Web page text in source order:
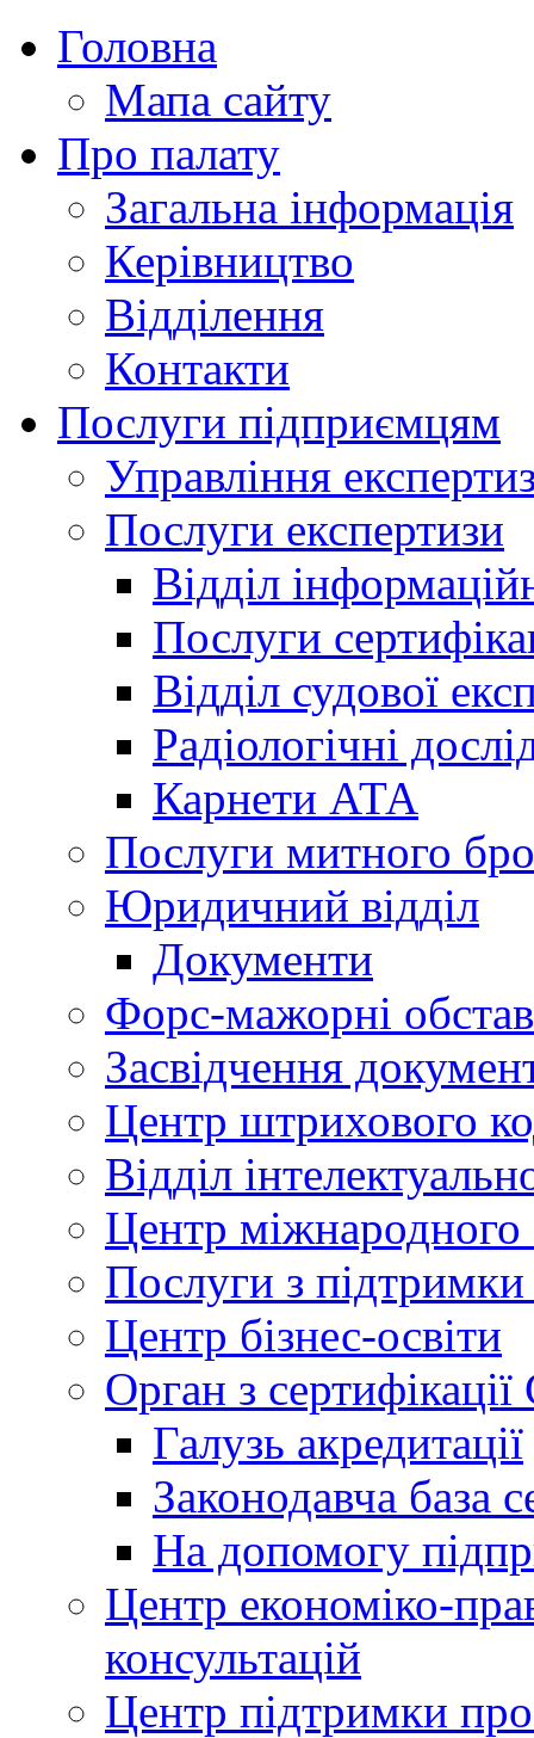
Головна
Мапа сайту
Про палату
Загальна інформація
Керівництво
Відділення
Контакти
Послуги підприємцям
Управління
Послуги експертизи
Відділ
Послуги
Відділ судової
Радіологічні
Карнети АТА
Послуги митного
Юридичний відділ
Документи
Форс-мажорні
Засвідчення
Центр штрихового
Відділ
Центр міжнародного
Послуги з підтримки
Центр бізнес-освіти
Орган з
Галузь акредитації
Законодавча база
На допомогу
Центр економіко-
консультацій
Центр підтримки